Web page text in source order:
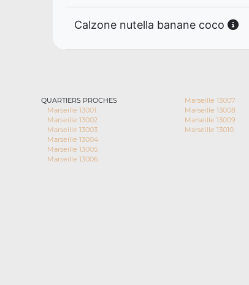
Calzone nutella banane coco
QUARTIERS PROCHES
Marseille 13001
Marseille 13002
Marseille 13003
Marseille 13004
Marseille 13005
Marseille 13006
Marseille 13007
Marseille 13008
Marseille 13009
Marseille 13010